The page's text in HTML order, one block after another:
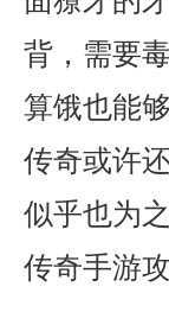
背，需要
算饿也能
传奇或许
似乎也为
传奇手游